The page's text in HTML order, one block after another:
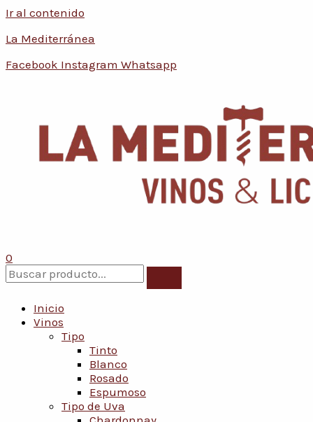
Ir al contenido
La Mediterránea
Facebook Instagram Whatsapp
0
Inicio
Vinos
Tipo
Tinto
Blanco
Rosado
Espumoso
Tipo de Uva